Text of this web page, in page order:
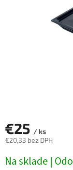
€25 / ks
€20,33 bez DPH
cena:
Na sklade |